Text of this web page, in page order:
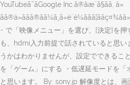
YouTubeã¯ãGoogle Inc.ã®åæ¨ã§ãã, â»
･ で「映像メニュー」を選び、[決定]を
も、hdmi入力前提で話されていると思
うかはわかりませんが、設定でできるこ
を「ゲーム」にする ・低遅延モードを
と思います。 By: sony.jp 解像度とは、